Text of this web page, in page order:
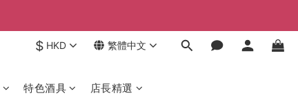
$ HKD 繁體中文
特色酒具 店長精選